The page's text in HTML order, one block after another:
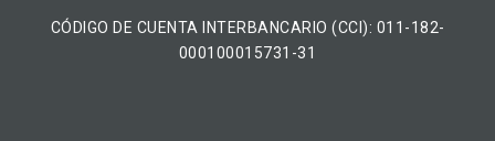
CÓDIGO DE CUENTA INTERBANCARIO (CCI): 011-182-
000100015731-31